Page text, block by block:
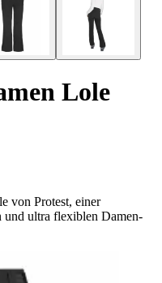
Lole
von Protest, einer
und ultra flexiblen Damen-